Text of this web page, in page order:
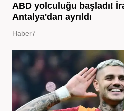
ABD yolculuğu başladı!
Antalya'dan ayrıldı
Haber7